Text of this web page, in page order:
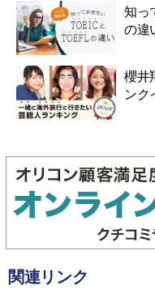
知っ
の違
櫻井
ンク
関連リンク